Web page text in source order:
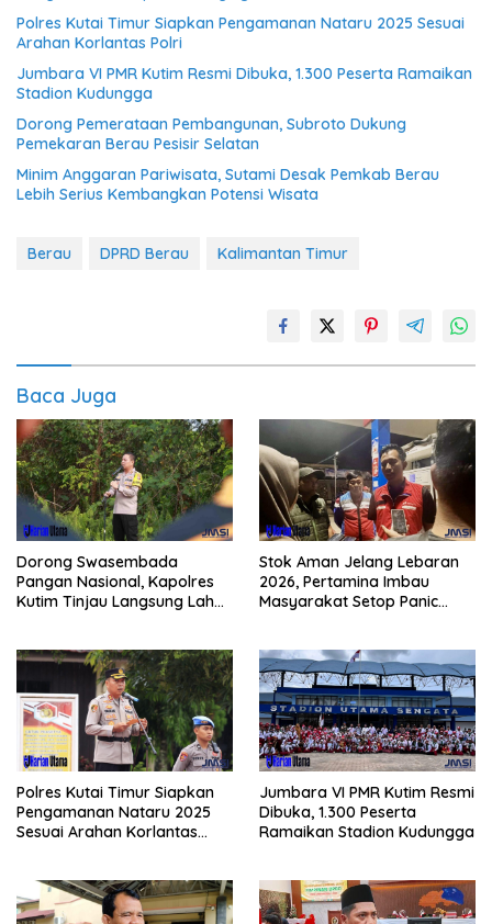
Polres Kutai Timur Siapkan Pengamanan Nataru 2025 Sesuai
Arahan Korlantas Polri
Jumbara VI PMR Kutim Resmi Dibuka, 1.300 Peserta Ramaikan
Stadion Kudungga
Dorong Pemerataan Pembangunan, Subroto Dukung
Pemekaran Berau Pesisir Selatan
Minim Anggaran Pariwisata, Sutami Desak Pemkab Berau
Lebih Serius Kembangkan Potensi Wisata
Berau DPRD Berau Kalimantan Timur
Baca Juga
Dorong Swasembada
Pangan Nasional, Kapolres
Kutim Tinjau Langsung Lahan
Stok Aman Jelang Lebaran
2026, Pertamina Imbau
Masyarakat Setop Panic
Polres Kutai Timur Siapkan
Pengamanan Nataru 2025
Sesuai Arahan Korlantas
Jumbara VI PMR Kutim Resmi
Dibuka, 1.300 Peserta
Ramaikan Stadion Kudungga